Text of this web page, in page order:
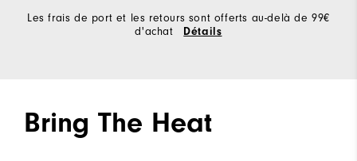
Les frais de port et les retours sont offerts au-delà de 99€
d'achat
Détails
Bring The Heat